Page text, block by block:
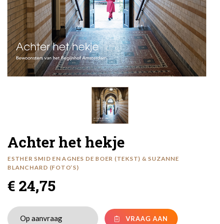
Achter het hekje
ESTHER SMID EN AGNES DE BOER (TEKST) & SUZANNE
BLANCHARD (FOTO’S)
€ 24,75
VRAAG AAN